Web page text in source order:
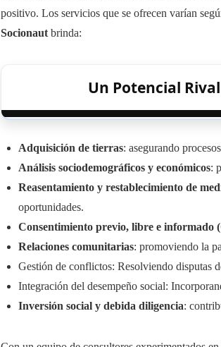
positivo. Los servicios que se ofrecen varían
Socionaut brinda:
Un Potencial
Adquisición de tierras: asegurando
Análisis sociodemográficos y económicos:
Reasentamiento y restablecimiento de
oportunidades.
Consentimiento previo, libre e informado
Relaciones comunitarias: promoviendo la
Gestión de conflictos: Resolviendo disputas
Integración del desempeño social:
Inversión social y debida diligencia: